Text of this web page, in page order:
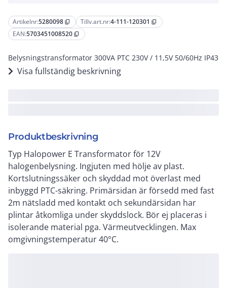
Artikelnr:5280098 content_copy Tillv.art.nr:4-111-120301 content_copy
EAN:5703451008520 content_copy
Belysningstransformator 300VA PTC 230V / 11,5V 50/60Hz IP43
Visa fullständig beskrivning
Produktbeskrivning
Typ Halopower E Transformator för 12V
halogenbelysning. Ingjuten med hölje av plast.
Kortslutningssäker och skyddad mot överlast med
inbyggd PTC-säkring. Primärsidan är försedd med fast
2m nätsladd med kontakt och sekundärsidan har
plintar åtkomliga under skyddslock. Bör ej placeras i
isolerande material pga. Värmeutvecklingen. Max
omgivningstemperatur 40°C.